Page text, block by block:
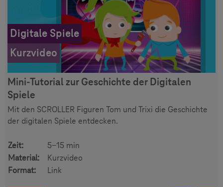
Digitale Spiele
Kurzvideo
Mini-Tutorial zur Geschichte der Digitalen
Spiele
Mit den SCROLLER Figuren Tom und Trixi die Geschichte
der digitalen Spiele entdecken.
Zeit:
5-15 min
Material:
Kurzvideo
Format:
Link